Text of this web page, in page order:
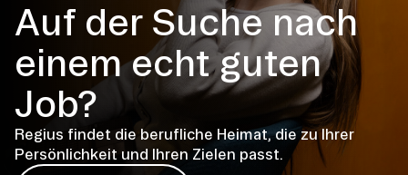
Auf der Suche nach
einem echt guten
Job?
Regius findet die berufliche Heimat, die zu Ihrer
Persönlichkeit und Ihren Zielen passt.